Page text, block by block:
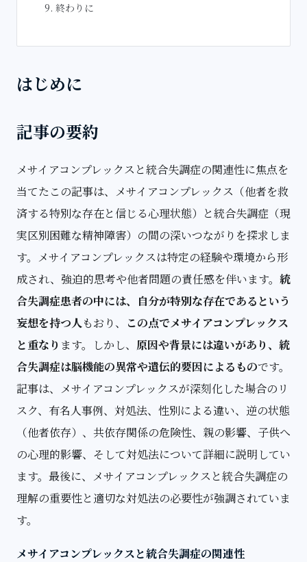
終わりに
はじめに
記事の要約
メサイアコンプレックスと統合失調症の関連性に焦点を
当てたこの記事は、メサイアコンプレックス（他者を救
済する特別な存在と信じる心理状態）と統合失調症（現
実区別困難な精神障害）の間の深いつながりを探求しま
す。メサイアコンプレックスは特定の経験や環境から形
成され、強迫的思考や他者問題の責任感を伴います。 統
合失調症患者の中には、自分が特別な存在であるという
妄想を持つ人もおり、
この点でメサイアコンプレックス
と重なり ます。しかし、 原因や背景には違いがあり、統
合失調症は脳機能の異常や遺伝的要因によるものです。
記事は、メサイアコンプレックスが深刻化した場合のリ
スク、有名人事例、対処法、性別による違い、逆の状態
（他者依存）、共依存関係の危険性、親の影響、子供へ
の心理的影響、そして対処法について詳細に説明してい
ます。最後に、メサイアコンプレックスと統合失調症の
理解の重要性と適切な対処法の必要性が強調されていま
す。
メサイアコンプレックスと統合失調症の関連性